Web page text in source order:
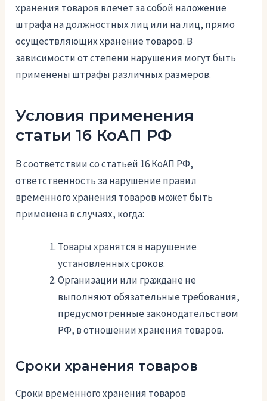
хранения товаров влечет за собой наложение
штрафа на должностных лиц или на лиц, прямо
осуществляющих хранение товаров. В
зависимости от степени нарушения могут быть
применены штрафы различных размеров.
Условия применения
статьи 16 КоАП РФ
В соответствии со статьей 16 КоАП РФ,
ответственность за нарушение правил
временного хранения товаров может быть
применена в случаях, когда:
Товары хранятся в нарушение
установленных сроков.
Организации или граждане не
выполняют обязательные требования,
предусмотренные законодательством
РФ, в отношении хранения товаров.
Сроки хранения товаров
Сроки временного хранения товаров